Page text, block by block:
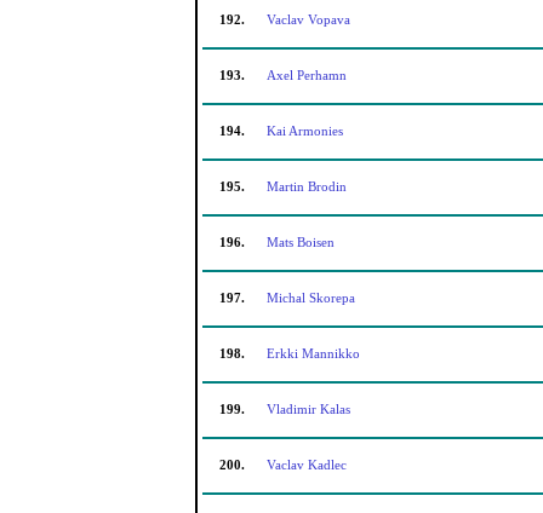
192. Vaclav Vopava
193. Axel Perhamn
194. Kai Armonies
195. Martin Brodin
196. Mats Boisen
197. Michal Skorepa
198. Erkki Mannikko
199. Vladimir Kalas
200. Vaclav Kadlec